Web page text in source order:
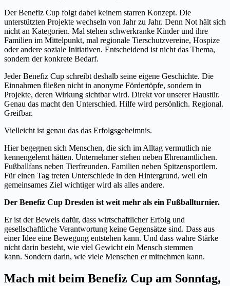
Der Benefiz Cup folgt dabei keinem starren Konzept. Die
unterstützten Projekte wechseln von Jahr zu Jahr. Denn Not hält sich
nicht an Kategorien. Mal stehen schwerkranke Kinder und ihre
Familien im Mittelpunkt, mal regionale Tierschutzvereine, Hospize
oder andere soziale Initiativen. Entscheidend ist nicht das Thema,
sondern der konkrete Bedarf.
Jeder Benefiz Cup schreibt deshalb seine eigene Geschichte. Die
Einnahmen fließen nicht in anonyme Fördertöpfe, sondern in
Projekte, deren Wirkung sichtbar wird. Direkt vor unserer Haustür.
Genau das macht den Unterschied. Hilfe wird persönlich. Regional.
Greifbar.
Vielleicht ist genau das das Erfolgsgeheimnis.
Hier begegnen sich Menschen, die sich im Alltag vermutlich nie
kennengelernt hätten. Unternehmer stehen neben Ehrenamtlichen.
Fußballfans neben Tierfreunden. Familien neben Spitzensportlern.
Für einen Tag treten Unterschiede in den Hintergrund, weil ein
gemeinsames Ziel wichtiger wird als alles andere.
Der Benefiz Cup Dresden ist weit mehr als ein Fußballturnier.
Er ist der Beweis dafür, dass wirtschaftlicher Erfolg und
gesellschaftliche Verantwortung keine Gegensätze sind. Dass aus
einer Idee eine Bewegung entstehen kann. Und dass wahre Stärke
nicht darin besteht, wie viel Gewicht ein Mensch stemmen
kann. Sondern darin, wie viele Menschen er mitnehmen kann.
Mach mit beim Benefiz Cup am Sonntag,